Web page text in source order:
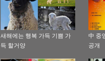
새해에는 행복 가득 기쁨 가
득 할거양
中 중
공개